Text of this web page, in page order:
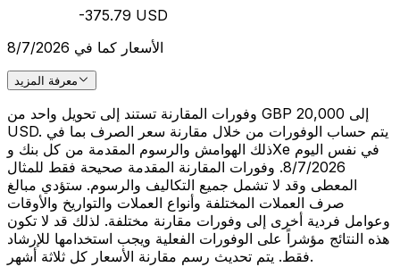
-375.79 USD
الأسعار كما في 8/7/2026
معرفة المزيد
وفورات المقارنة تستند إلى تحويل واحد من GBP 20,000 إلى
USD. يتم حساب الوفورات من خلال مقارنة سعر الصرف بما في
ذلك الهوامش والرسوم المقدمة من كل بنك وXe في نفس اليوم
8/7/2026. وفورات المقارنة المقدمة صحيحة فقط للمثال
المعطى وقد لا تشمل جميع التكاليف والرسوم. ستؤدي مبالغ
صرف العملات المختلفة وأنواع العملات والتواريخ والأوقات
وعوامل فردية أخرى إلى وفورات مقارنة مختلفة. لذلك قد لا تكون
هذه النتائج مؤشراً على الوفورات الفعلية ويجب استخدامها للإرشاد
فقط. يتم تحديث رسم مقارنة الأسعار كل ثلاثة أشهر.